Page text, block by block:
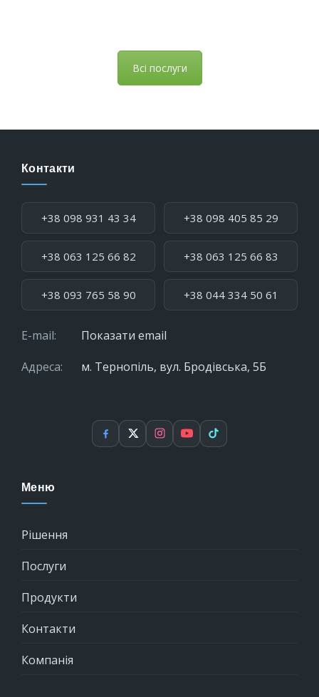
Всі послуги
Контакти
+38 098 931 43 34 +38 098 405 85 29
+38 063 125 66 82 +38 063 125 66 83
+38 093 765 58 90 +38 044 334 50 61
E-mail:
Показати email
Адреса:
м. Тернопіль, вул. Бродівська, 5Б
Facebook
X Instagram
YouTubeTikTok
Меню
Рішення
Послуги
Продукти
Контакти
Компанія